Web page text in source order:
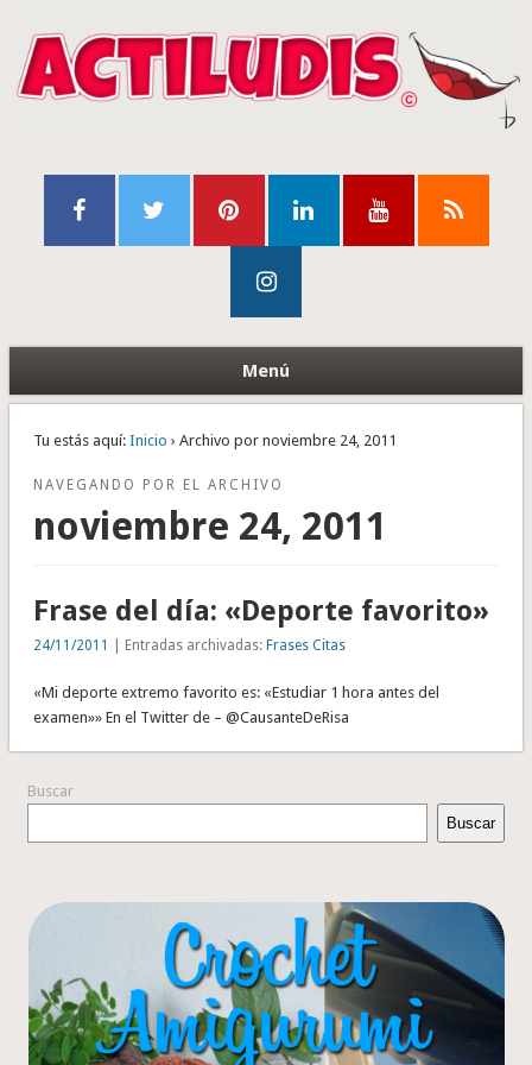
Menú
Tu estás aquí: Inicio › Archivo por noviembre 24, 2011
NAVEGANDO POR EL ARCHIVO
noviembre 24, 2011
Frase del día: «Deporte favorito»
24/11/2011 | Entradas archivadas: Frases Citas
«Mi deporte extremo favorito es: «Estudiar 1 hora antes del
examen»» En el Twitter de – @CausanteDeRisa
Buscar
Buscar